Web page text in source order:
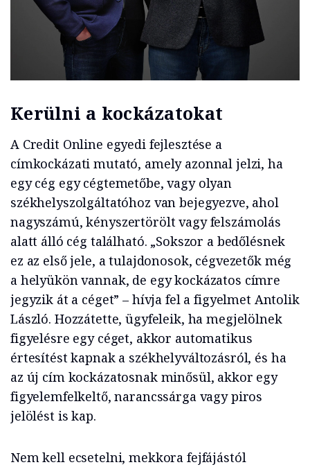
Kerülni a kockázatokat
A Credit Online egyedi fejlesztése a
címkockázati mutató, amely azonnal jelzi, ha
egy cég egy cégtemetőbe, vagy olyan
székhelyszolgáltatóhoz van bejegyezve, ahol
nagyszámú, kényszertörölt vagy felszámolás
alatt álló cég található. „Sokszor a bedőlésnek
ez az első jele, a tulajdonosok, cégvezetők még
a helyükön vannak, de egy kockázatos címre
jegyzik át a céget” – hívja fel a figyelmet Antolik
László. Hozzátette, ügyfeleik, ha megjelölnek
figyelésre egy céget, akkor automatikus
értesítést kapnak a székhelyváltozásról, és ha
az új cím kockázatosnak minősül, akkor egy
figyelemfelkeltő, narancssárga vagy piros
jelölést is kap.
Nem kell ecsetelni, mekkora fejfájástól